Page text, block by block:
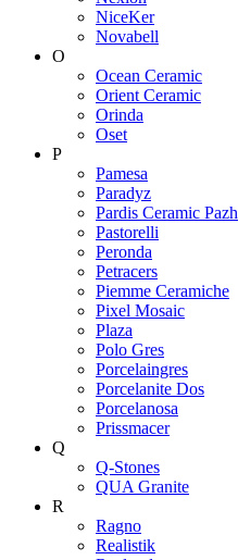
NiceKer
Novabell
O
Ocean Ceramic
Orient Ceramic
Orinda
Oset
P
Pamesa
Paradyz
Pardis Ceramic Pazh
Pastorelli
Peronda
Petracers
Piemme Ceramiche
Pixel Mosaic
Plaza
Polo Gres
Porcelaingres
Porcelanite Dos
Porcelanosa
Prissmacer
Q
Q-Stones
QUA Granite
R
Ragno
Realistik